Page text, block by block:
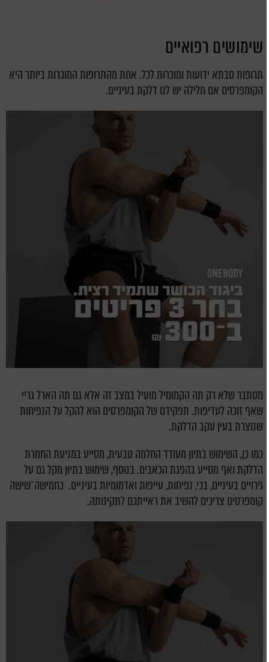
שימושים רפואיים
תרופות סבתא ידועות ומוכרות לכל. אחת מהתרופות המוכרות ביותר היא
הקומפרסים אם חלילה יש לנו דלקת בעיניים.
מסתבר שלא רק תה הקמומיל מועיל במצב זה אלא גם תה הארל גריי
שאף זוכה לעדיפות. תפקידם של הקומפרסים הוא להקל על הנפיחות
שנוצרת בעין עקב הדלקת.
כמו כן, השימוש בתיון מעודד החלמה טבעית, מסייע במניעת החמרת
הדלקת ואף מסייע בהפגת הכאבים. בנוסף, שימוש בתיון מקל גם על
גירויים בעיניים, בכי, נפיחות, עייפות ואדמומיות בעיניים. כחמישה־שישה
קומפרסים צריכים להשיב את ראייתכם לתקינותה.